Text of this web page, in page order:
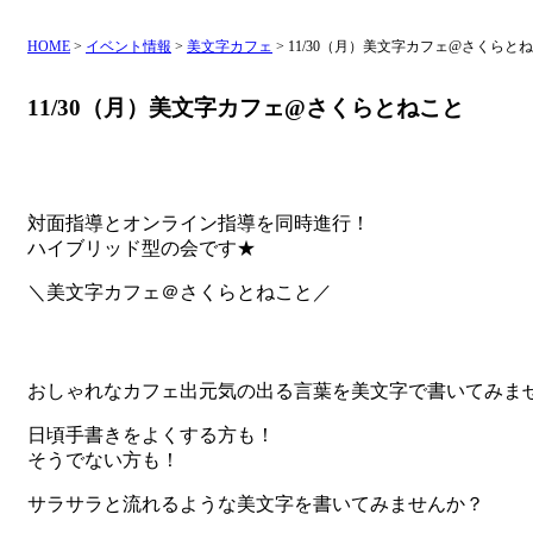
HOME > イベント情報 > 美文字カフェ > 11/30（月）美文字カフェ@さくらと
11/30（月）美文字カフェ@さくらとねこと
対面指導とオンライン指導を同時進行！
ハイブリッド型の会です★
＼美文字カフェ＠さくらとねこと／
おしゃれなカフェ出元気の出る言葉を美文字で書いてみま
日頃手書きをよくする方も！
そうでない方も！
サラサラと流れるような美文字を書いてみませんか？